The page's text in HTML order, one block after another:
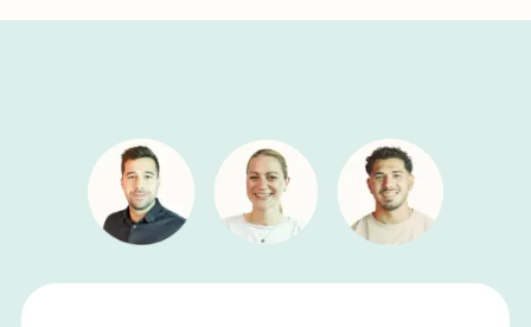
Mit Kategorien und Hervorhebungen siehst du den Status